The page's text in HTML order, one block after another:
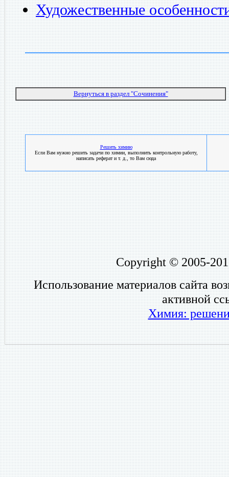
Художественные
Вернуться в раздел "Сочинения"
Решить химию
Если Вам нужно решить задачи по химии, выполнить контрольную работу,
написать реферат и т. д., то Вам сюда
Copyright © 2005-
Использование материалов сайта
активной
Химия: